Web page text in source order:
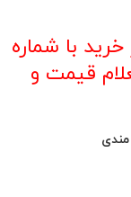
با شماره
استعلام قیمت و
مندی